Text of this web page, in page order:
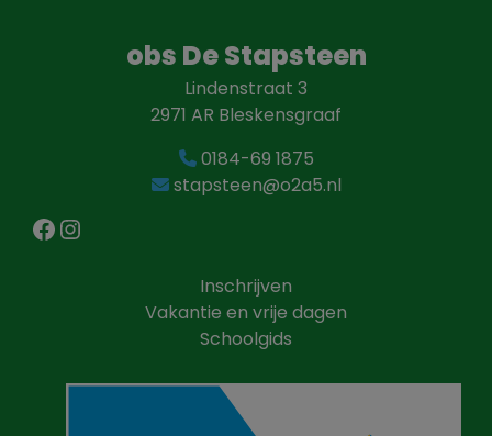
obs De Stapsteen
Lindenstraat 3
2971 AR Bleskensgraaf
0184-69 1875
stapsteen@o2a5.nl
Facebook Instagram
Inschrijven
Vakantie en vrije dagen
Schoolgids